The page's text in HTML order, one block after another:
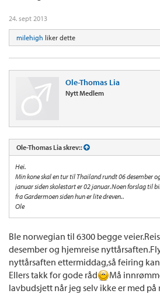
24. sept 2013
milehigh liker dette
Ole-Thomas Lia
Nytt Medlem
Ole-Thomas Lia skrev::
Hei.
Min kone skal en tur til Thailand rundt 06 desember
januar siden skolestart er 02 januar.Noen forslag til
fra Gardermoen siden hun er lite dreven..
Ole
Ble norwegian til 6300 begge
desember og hjemreise
nyttårsaften ettermiddag,så feiring
Ellers takk for gode råd
Må
lavbudsjett når jeg selv ikke er med på